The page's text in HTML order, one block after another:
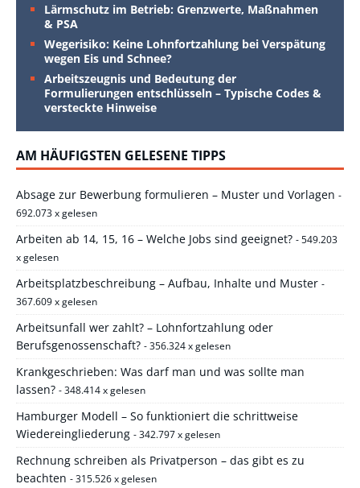
Lärmschutz im Betrieb: Grenzwerte, Maßnahmen
& PSA
Wegerisiko: Keine Lohnfortzahlung bei Verspätung
wegen Eis und Schnee?
Arbeitszeugnis und Bedeutung der
Formulierungen entschlüsseln – Typische Codes &
versteckte Hinweise
AM HÄUFIGSTEN GELESENE TIPPS
Absage zur Bewerbung formulieren – Muster und Vorlagen -
692.073 x gelesen
Arbeiten ab 14, 15, 16 – Welche Jobs sind geeignet? - 549.203
x gelesen
Arbeitsplatzbeschreibung – Aufbau, Inhalte und Muster -
367.609 x gelesen
Arbeitsunfall wer zahlt? – Lohnfortzahlung oder
Berufsgenossenschaft? - 356.324 x gelesen
Krankgeschrieben: Was darf man und was sollte man
lassen? - 348.414 x gelesen
Hamburger Modell – So funktioniert die schrittweise
Wiedereingliederung - 342.797 x gelesen
Rechnung schreiben als Privatperson – das gibt es zu
beachten - 315.526 x gelesen